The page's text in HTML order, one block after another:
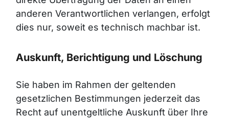
anderen Verantwortlichen verlangen, erfolgt
dies nur, soweit es technisch machbar ist.
Auskunft, Berichtigung und Löschung
Sie haben im Rahmen der geltenden
gesetzlichen Bestimmungen jederzeit das
Recht auf unentgeltliche Auskunft über Ihre